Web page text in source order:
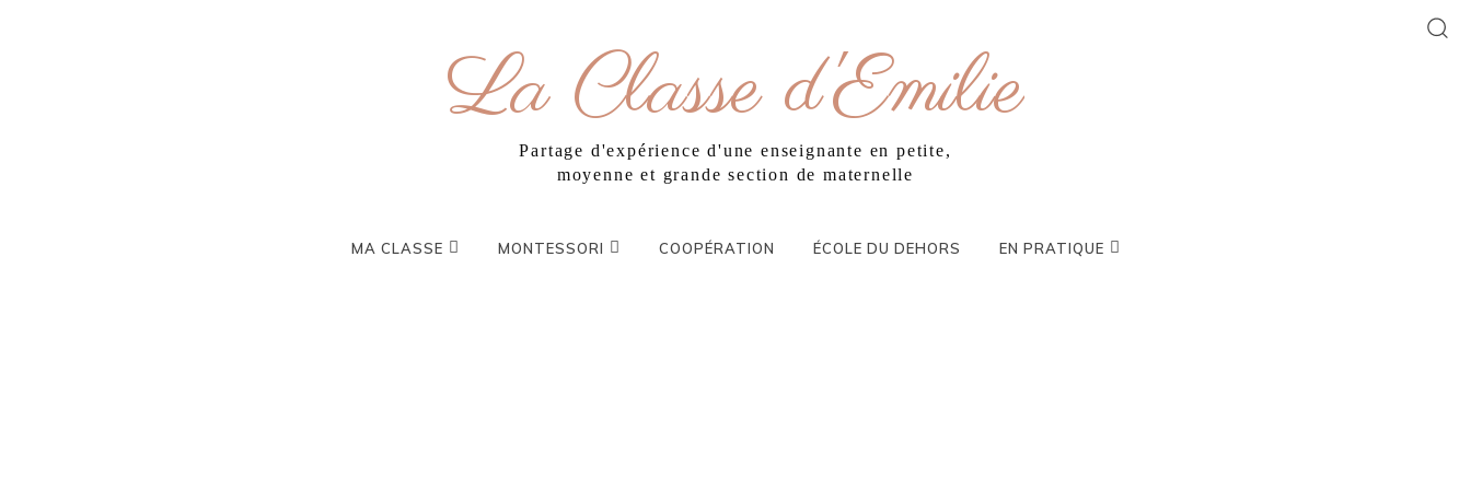
La Classe d'Emilie
Partage d'expérience d'une enseignante en petite,
moyenne et grande section de maternelle
MA CLASSE MONTESSORI COOPÉRATION ÉCOLE DU DEHORS EN PRATIQUE